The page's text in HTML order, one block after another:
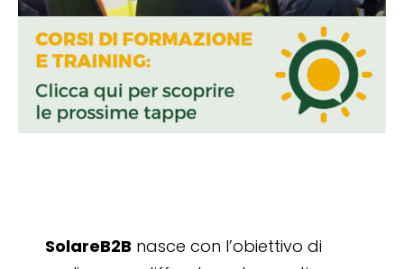
SolareB2B nasce con l’obiettivo di